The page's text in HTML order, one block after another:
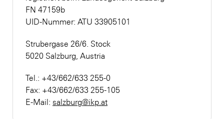
FN 47159b
UID-Nummer: ATU 33905101
Strubergase 26/6. Stock
5020 Salzburg, Austria
Tel.: +43/662/633 255-0
Fax: +43/662/633 255-105
E-Mail: salzburg@ikp.at